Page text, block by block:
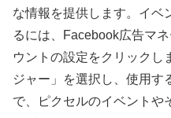
な情報を提供します。イベ
るには、Facebook広告マ
ウントの設定をクリックし
ジャー」を選択し、使用す
で、ピクセルのイベントや